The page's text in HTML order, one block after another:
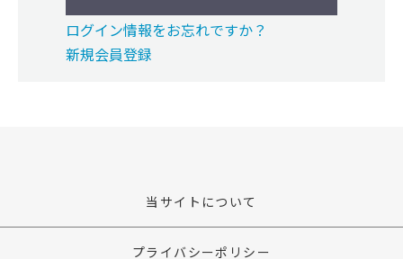
ログイン情報をお忘れですか？
新規会員登録
当サイトについて
プライバシーポリシー